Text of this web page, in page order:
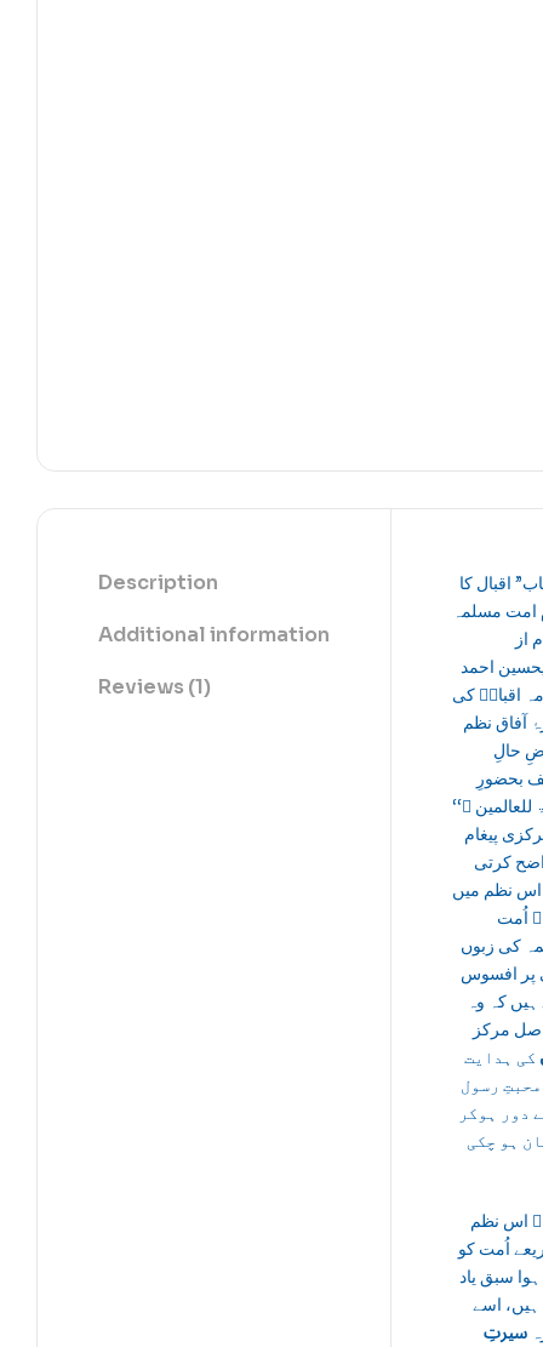
Description
Additional information
Reviews (1)
اقبال کا
امت مسلمہ
از
احمد
اقبالؒ کی
آفاق نظم
حالِ
بحضورِ
ﷺ‘‘
پیغام
کرتی
نظم میں
اُمت
کی زبوں
پر افسوس
ہیں کہ وہ
اصل مرکز
کی ہدایت
رسول
دور ہوکر
ہو چکی
اس نظم
اُمت کو
ہوا سبق یاد
ہیں، اسے
سیرتِ